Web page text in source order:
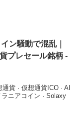
ン騒動で混乱｜
プレセール銘柄 -
貨 · 仮想通貨ICO · AI
ニアコイン · Solaxy